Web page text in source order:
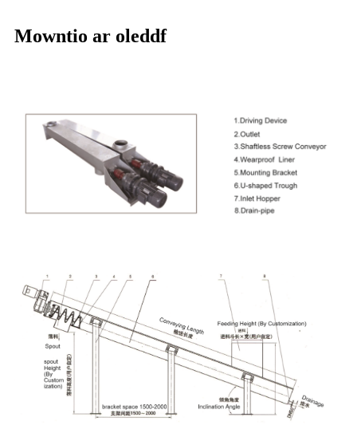
Mowntio ar oleddf